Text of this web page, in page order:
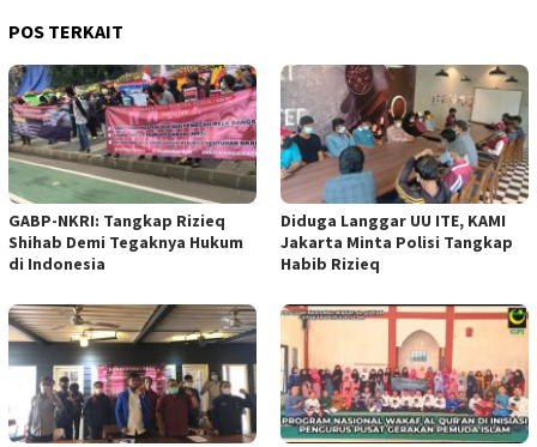
POS TERKAIT
GABP-NKRI: Tangkap Rizieq
Shihab Demi Tegaknya Hukum
di Indonesia
Diduga Langgar UU ITE, KAMI
Jakarta Minta Polisi Tangkap
Habib Rizieq